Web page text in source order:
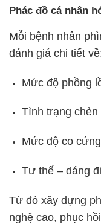
Phác đồ cá nhân
Mỗi bệnh nhân
đánh giá chi tiết
Mức độ phồng
Tình trạng
Mức độ co
Tư thế – dáng
Từ đó xây dựng
nghệ cao, phục